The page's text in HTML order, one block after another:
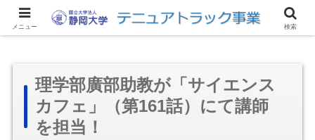
サイトマップ アクセス リンク集 お問い合わせ English
理学部廣部助教が「サイエンス
カフェ」（第161話）にて講師
を担当！
メニュー 検索